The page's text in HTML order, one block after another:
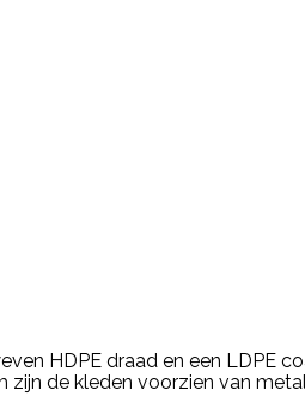
HDPE draad en een LDPE
de kleden voorzien van